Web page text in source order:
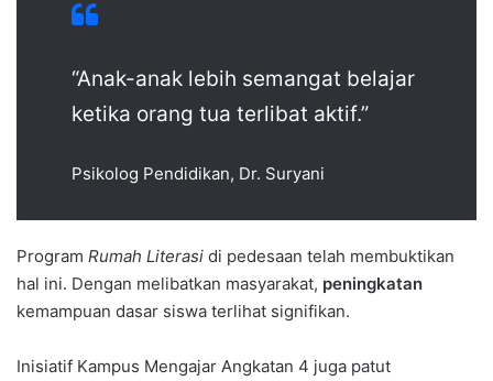
“Anak-anak lebih semangat belajar
ketika orang tua terlibat aktif.”
Psikolog Pendidikan, Dr. Suryani
Program Rumah Literasi di pedesaan telah membuktikan
hal ini. Dengan melibatkan masyarakat, peningkatan
kemampuan dasar siswa terlihat signifikan.
Inisiatif Kampus Mengajar Angkatan 4 juga patut